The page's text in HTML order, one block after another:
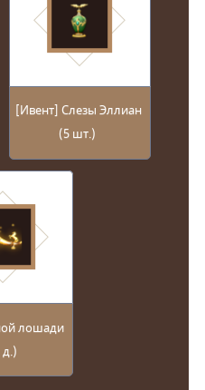
[Ивент] Слезы Эллиан
(5 шт.)
лошади
д.)